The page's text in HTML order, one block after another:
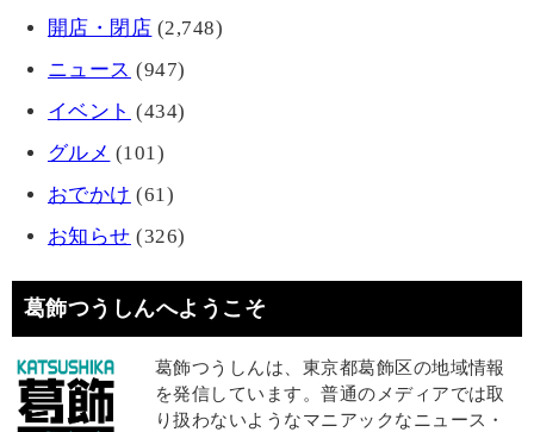
開店・閉店 (2,748)
ニュース (947)
イベント (434)
グルメ (101)
おでかけ (61)
お知らせ (326)
葛飾つうしんへようこそ
葛飾つうしんは、東京都葛飾区の地域情報
を発信しています。普通のメディアでは取
り扱わないようなマニアックなニュース・